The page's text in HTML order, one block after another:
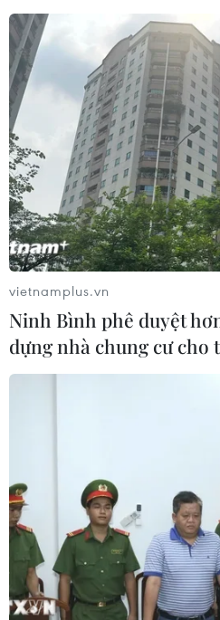
Vụ tai nạn tại Quảng
do xe ôtô khách chạy
24/11/2019 22:58
Nguyên nhân ban đầu của
nghiêm trọng làm 13 người
được xác định là do lái xe ôtô
phần đường bên trái.
Hai nữ sinh đi xe máy
vietnamplus.vn
Ninh Bình phê duyệt
dựng nhà chung cư cho